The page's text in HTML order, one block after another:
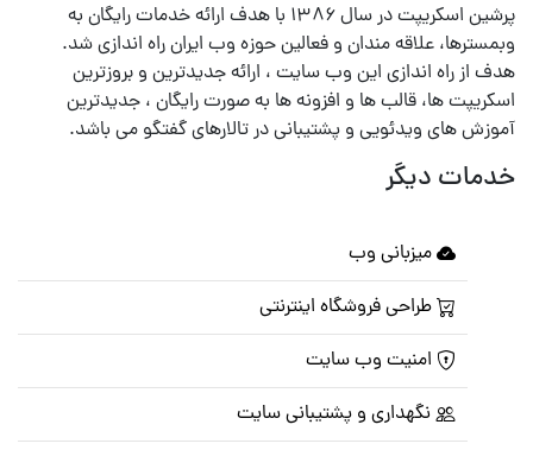
پرشین اسکریپت در سال ۱۳۸۶ با هدف ارائه خدمات رایگان به
وبمسترها، علاقه مندان و فعالین حوزه وب ایران راه اندازی شد.
هدف از راه اندازی این وب سایت ، ارائه جدیدترین و بروزترین
اسکریپت ها، قالب ها و افزونه ها به صورت رایگان ، جدیدترین
آموزش های ویدئویی و پشتیبانی در تالارهای گفتگو می باشد.
خدمات دیگر
میزبانی وب
طراحی فروشگاه اینترنتی
امنیت وب سایت
نگهداری و پشتیبانی سایت